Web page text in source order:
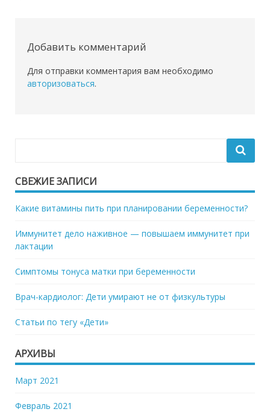
Добавить комментарий
Для отправки комментария вам необходимо
авторизоваться.
СВЕЖИЕ ЗАПИСИ
Какие витамины пить при планировании беременности?
Иммунитет дело наживное — повышаем иммунитет при
лактации
Симптомы тонуса матки при беременности
Врач-кардиолог: Дети умирают не от физкультуры
Статьи по тегу «Дети»
АРХИВЫ
Март 2021
Февраль 2021